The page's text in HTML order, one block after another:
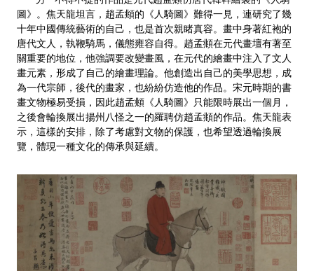
圖》。焦天龍坦言，趙孟頫的《人騎圖》難得一見，連研究了幾
十年中國傳統藝術的自己，也是首次親睹真容。畫中身著紅袍的
唐代文人，執鞭騎馬，儀態雍容自得。趙孟頫在元代畫壇有著至
關重要的地位，他強調要改變畫風，在元代的繪畫中注入了文人
畫元素，形成了自己的繪畫理論。他創造出自己的美學思想，成
為一代宗師，後代的畫家，也紛紛仿造他的作品。宋元時期的書
畫文物極易受損，因此趙孟頫《人騎圖》只能限時展出一個月，
之後會輪換展出揚州八怪之一的羅聘仿趙孟頫的作品。焦天龍表
示，這樣的安排，除了考慮對文物的保護，也希望透過輪換展
覽，體現一種文化的傳承與延續。